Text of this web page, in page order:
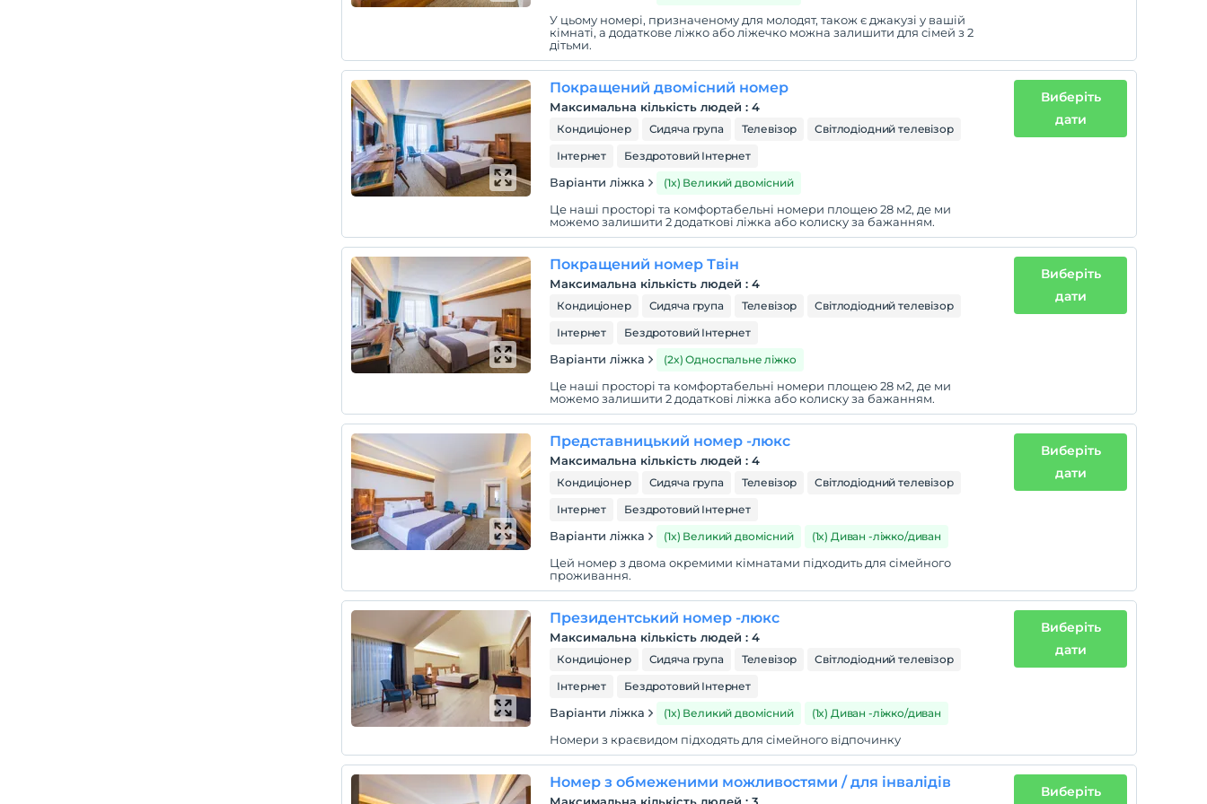
Abant Tabiat Parkı'na 30 km, Gölcük Tabiat Parkı'na
18 km, Yedigöller Milli Parkı'na 48 km, Kartalkaya Kayak Merkezine
40 km, Hayreddin-i Tokadi Türbesine 12 km ve Akkaya
Traverterleri'ne 10 km mesafededir.
У цьому номері, призначеному для молодят, також є джакузі у вашій
кімнаті, а додаткове ліжко або ліжечко можна залишити для сімей з 2
дітьми.
Покращений двомісний номер
Максимальна кількість людей :4
Кондиціонер Сидяча група Телевізор
Світлодіодний телевізор
Інтернет
Бездротовий Інтернет
Варіанти ліжка (1x) Великий двомісний
Це наші просторі та комфортабельні номери площею 28 м2, де ми
можемо залишити 2 додаткові ліжка або колиску за бажанням.
Виберіть
дати
Покращений номер Твін
Максимальна кількість людей :4
Кондиціонер Сидяча група Телевізор
Світлодіодний телевізор
Інтернет
Бездротовий Інтернет
Варіанти ліжка (2x) Односпальне ліжко
Це наші просторі та комфортабельні номери площею 28 м2, де ми
можемо залишити 2 додаткові ліжка або колиску за бажанням.
Виберіть
дати
Представницький номер -люкс
Максимальна кількість людей :4
Кондиціонер Сидяча група Телевізор
Світлодіодний телевізор
Інтернет
Бездротовий Інтернет
Варіанти ліжка (1x) Великий двомісний (1x) Диван -ліжко/диван
Цей номер з двома окремими кімнатами підходить для сімейного
проживання.
Виберіть
дати
Президентський номер -люкс
Максимальна кількість людей :4
Кондиціонер Сидяча група Телевізор
Світлодіодний телевізор
Інтернет
Бездротовий Інтернет
Варіанти ліжка (1x) Великий двомісний (1x) Диван -ліжко/диван
Номери з краєвидом підходять для сімейного відпочинку
Виберіть
дати
Номер з обмеженими можливостями / для інвалідів
Виберіть